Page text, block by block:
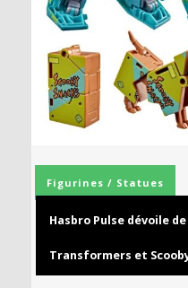
Figurines / Statues
Hasbro Pulse dévoile
Transformers et